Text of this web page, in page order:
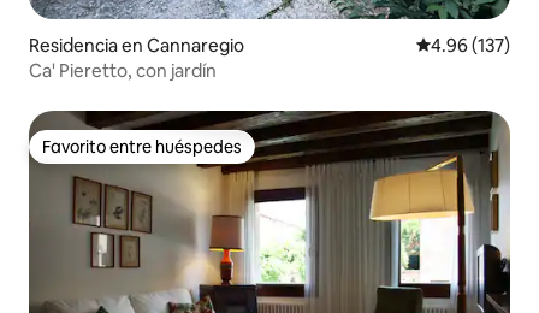
Residencia en Cannaregio Calificación
4.96 (137)
Ca' Pieretto, con jardín
Favorito entre huéspedes
Favorito entre huéspedes